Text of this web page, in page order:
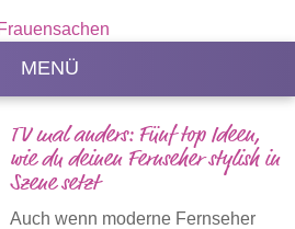
MENÜ
TV mal anders: Fünf top Ideen,
wie du deinen Fernseher stylish in
Szene setzt
Auch wenn moderne Fernseher